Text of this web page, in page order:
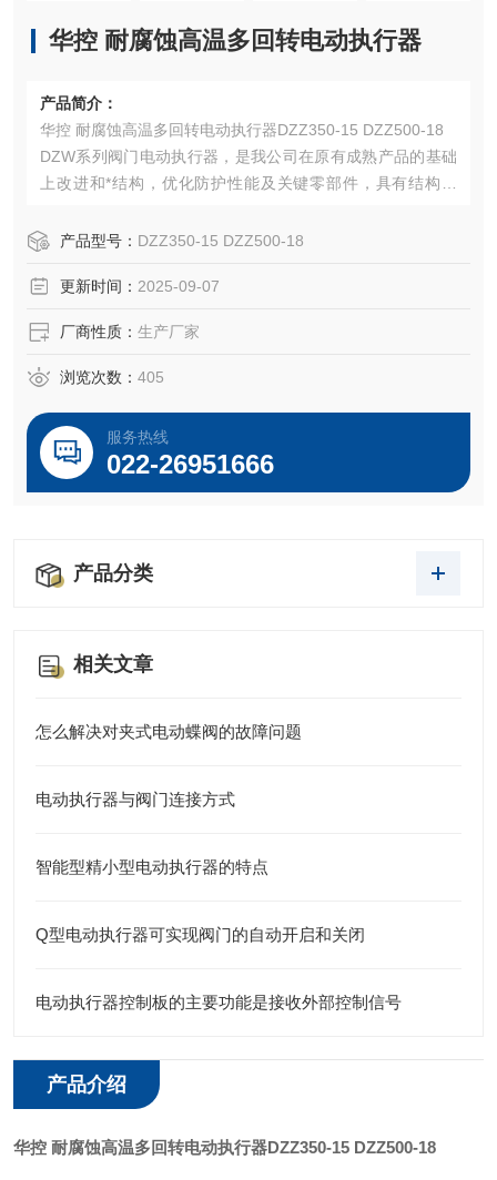
华控 耐腐蚀高温多回转电动执行器
产品简介：
华控 耐腐蚀高温多回转电动执行器DZZ350-15 DZZ500-18
DZW系列阀门电动执行器，是我公司在原有成熟产品的基础
上改进和*结构，优化防护性能及关键零部件，具有结构紧
等级可满足多种设计的需要：隔爆型、整体开关型、整体调
产品型号： DZZ350-15 DZZ500-18
更新时间： 2025-09-07
厂商性质： 生产厂家
浏览次数： 405
服务热线
022-26951666
产品分类
相关文章
怎么解决对夹式电动蝶阀的故障问题
电动执行器与阀门连接方式
智能型精小型电动执行器的特点
Q型电动执行器可实现阀门的自动开启和关闭
电动执行器控制板的主要功能是接收外部控制信号
产品介绍
华控 耐腐蚀高温多回转电动执行器DZZ350-15 DZZ500-18